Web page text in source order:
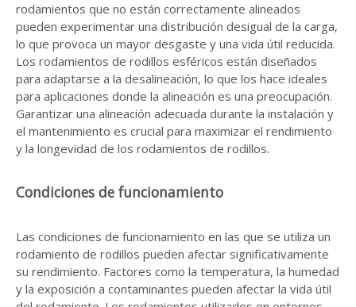
rodamientos que no están correctamente alineados
pueden experimentar una distribución desigual de la carga,
lo que provoca un mayor desgaste y una vida útil reducida.
Los rodamientos de rodillos esféricos están diseñados
para adaptarse a la desalineación, lo que los hace ideales
para aplicaciones donde la alineación es una preocupación.
Garantizar una alineación adecuada durante la instalación y
el mantenimiento es crucial para maximizar el rendimiento
y la longevidad de los rodamientos de rodillos.
Condiciones de funcionamiento
Las condiciones de funcionamiento en las que se utiliza un
rodamiento de rodillos pueden afectar significativamente
su rendimiento. Factores como la temperatura, la humedad
y la exposición a contaminantes pueden afectar la vida útil